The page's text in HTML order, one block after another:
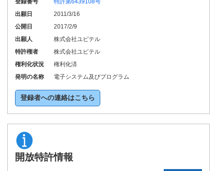
登録番号
特許第6439108号
出願日
2011/3/16
公開日
2017/2/9
出願人
株式会社ユピテル
特許権者
株式会社ユピテル
権利化状況
権利化済
発明の名称
電子システム及びプログラム
登録者への連絡はこちら
開放特許情報